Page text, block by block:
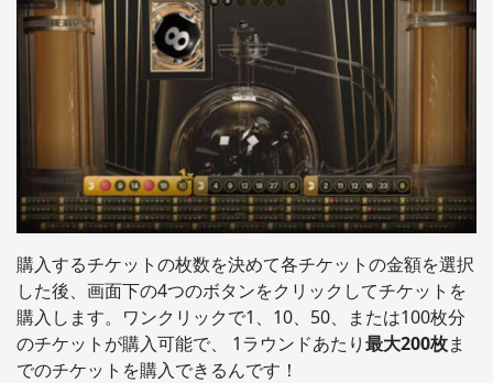
購入するチケットの枚数を決めて各チケットの金額を選択
した後、画面下の4つのボタンをクリックしてチケットを
購入します。ワンクリックで1、10、50、または100枚分
のチケットが購入可能で、 1ラウンドあたり最大200枚ま
でのチケットを購入できるんです！